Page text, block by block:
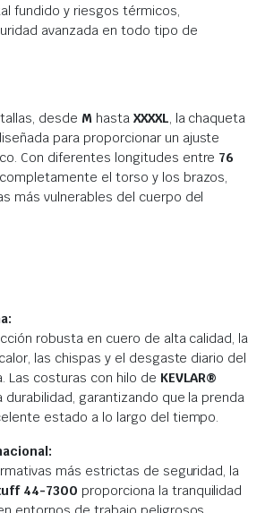
fundido y riesgos térmicos,
avanzada en todo tipo de
desde M hasta XXXXL, la chaqueta
para proporcionar un ajuste
Con diferentes longitudes entre 76
el torso y los brazos,
más vulnerables del cuerpo del
robusta en cuero de alta calidad, la
las chispas y el desgaste diario del
Las costuras con hilo de KEVLAR®
durabilidad, garantizando que la prenda
estado a lo largo del tiempo.
más estrictas de seguridad, la
44-7300 proporciona la tranquilidad